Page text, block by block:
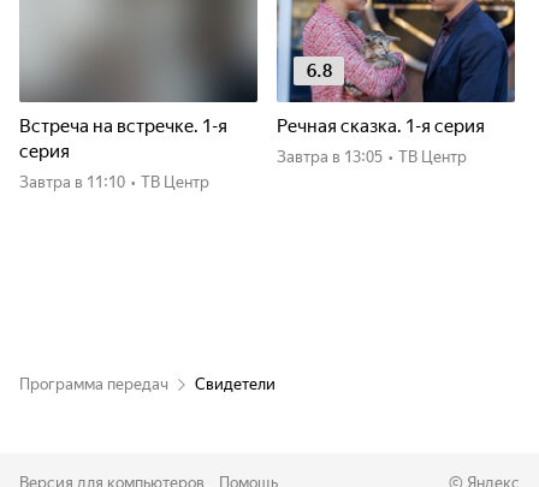
Встреча на встречке. 1-я
серия
Завтра в 11:10 • ТВ Центр
6.8
Речная сказка. 1-я серия
Завтра в 13:05 • ТВ Центр
Программа передач Свидетели
Версия для компьютеров Помощь © Яндекс